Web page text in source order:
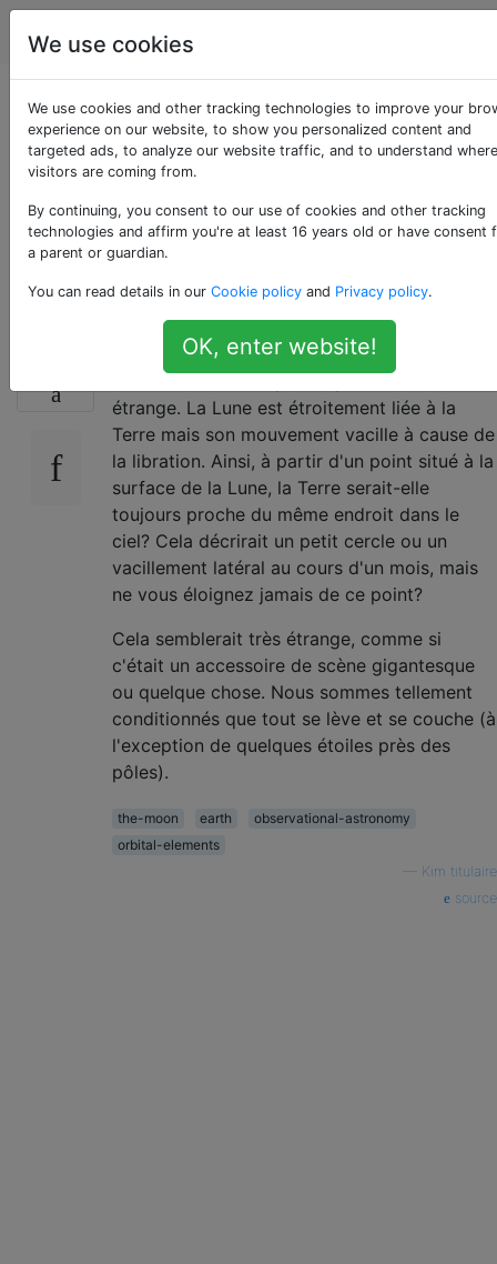
Astronomie
Comment la Terre se
déplace-t-elle dans
le ciel vu depuis la
Lune?
Je veux juste être sûr de visualiser
correctement ceci, parce que cela semble
étrange. La Lune est étroitement liée à la
Terre mais son mouvement vacille à cause de
la libration. Ainsi, à partir d'un point situé à la
surface de la Lune, la Terre serait-elle
toujours proche du même endroit dans le
ciel? Cela décrirait un petit cercle ou un
vacillement latéral au cours d'un mois, mais
ne vous éloignez jamais de ce point?
Cela semblerait très étrange, comme si
c'était un accessoire de scène gigantesque
ou quelque chose. Nous sommes tellement
conditionnés que tout se lève et se couche (à
l'exception de quelques étoiles près des
pôles).
the-moon earth
observational-astronomy
orbital-elements
Kim titulaire
source
We use cookies
We use cookies and other tracking technologies to improve your
experience on our website, to show you personalized content and
targeted ads, to analyze our website traffic, and to understand
visitors are coming from.
By continuing, you consent to our use of cookies and other tracking
technologies and affirm you're at least 16 years old or have consent
a parent or guardian.
You can read details in our Cookie policy and Privacy policy.
OK, enter website!